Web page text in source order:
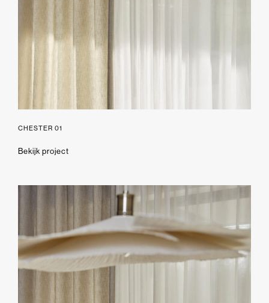
CHESTER 01
Bekijk project